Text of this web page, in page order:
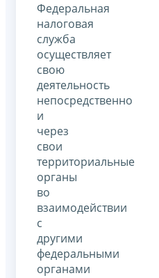
Федеральная
налоговая
служба
осуществляет
свою
деятельность
непосредственно
и
через
свои
территориальные
органы
во
взаимодействии
с
другими
федеральными
органами